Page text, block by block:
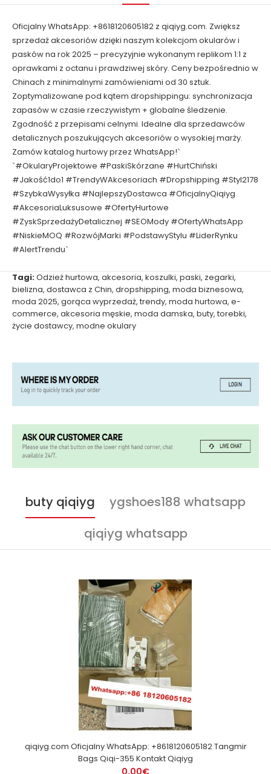
Oficjalny WhatsApp: +8618120605182 z qiqiyg.com. Zwiększ
sprzedaż akcesoriów dzięki naszym kolekcjom okularów i
pasków na rok 2025 – precyzyjnie wykonanym replikom 1:1 z
oprawkami z octanu i prawdziwej skóry. Ceny bezpośrednio w
Chinach z minimalnymi zamówieniami od 30 sztuk.
Zoptymalizowane pod kątem dropshippingu: synchronizacja
zapasów w czasie rzeczywistym + globalne śledzenie.
Zgodność z przepisami celnymi. Idealne dla sprzedawców
detalicznych poszukujących akcesoriów o wysokiej marży.
Zamów katalog hurtowy przez WhatsApp!`
`#OkularyProjektowe #PaskiSkórzane #HurtChiński
#Jakość1do1 #TrendyWAkcesoriach #Dropshipping #Styl2178
#SzybkaWysyłka #NajlepszyDostawca #OficjalnyQiqiyg
#AkcesoriaLuksusowe #OfertyHurtowe
#ZyskSprzedażyDetalicznej #SEOMody #OfertyWhatsApp
#NiskieMOQ #RozwójMarki #PodstawyStylu #LiderRynku
#AlertTrendu`
Tagi:Odzież hurtowa, akcesoria, koszulki, paski, zegarki,
bielizna, dostawca z Chin, dropshipping, moda biznesowa,
moda 2025, gorąca wyprzedaż, trendy, moda hurtowa, e-
commerce, akcesoria męskie, moda damska, buty, torebki,
życie dostawcy, modne okulary
buty qiqiyg
ygshoes188 whatsapp
qiqiyg whatsapp
qiqiyg.com Oficjalny WhatsApp: +8618120605182 Tangmir
Bags Qiqi-355 Kontakt Qiqiyg